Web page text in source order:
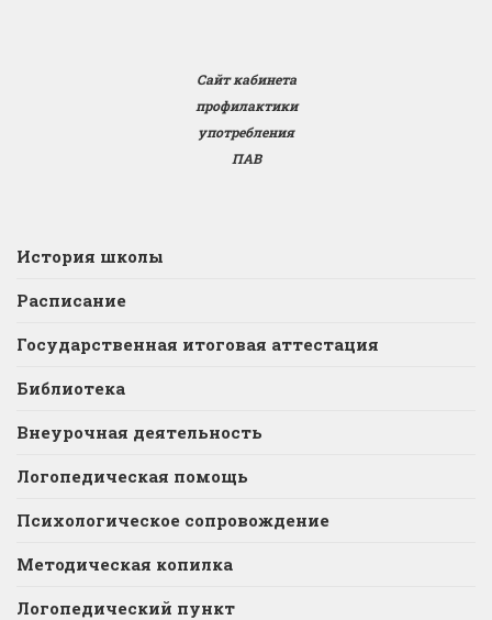
Сайт кабинета
профилактики
употребления
ПАВ
История школы
Расписание
Государственная итоговая аттестация
Библиотека
Внеурочная деятельность
Логопедическая помощь
Психологическое сопровождение
Методическая копилка
Логопедический пункт